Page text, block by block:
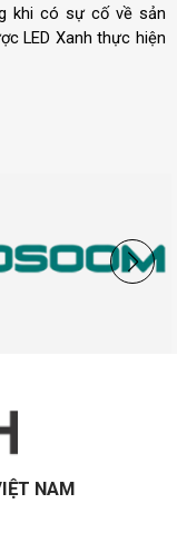
khi có sự cố về sản
LED Xanh thực hiện
NAM